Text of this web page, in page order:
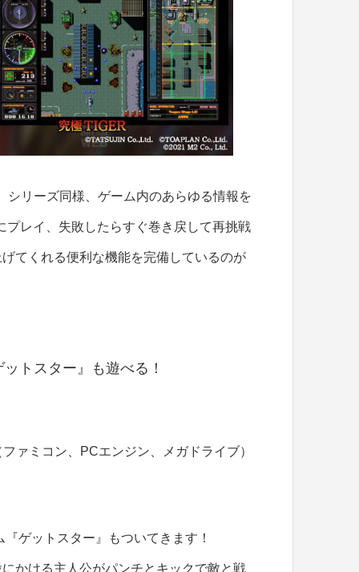
リーズ同様、ゲーム内のあらゆる情報を
レイ、失敗したらすぐ巻き戻して再挑戦
てくれる便利な機能を完備しているのが
トスター』も遊べる！
ァミコン、PCエンジン、メガドライブ）
ゲットスター』もついてきます！
かける主人公がパンチとキックで敵と戦